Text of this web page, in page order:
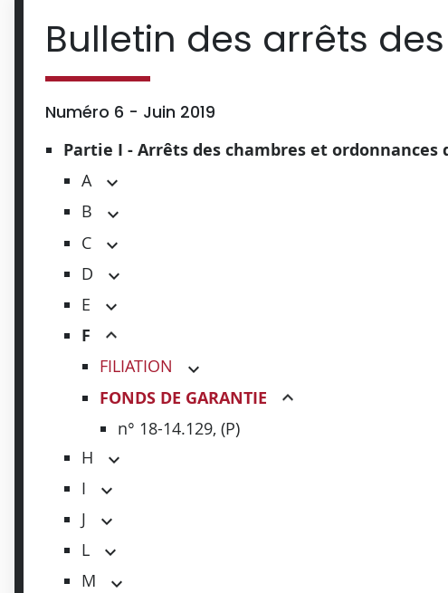
Bulletin des arrêts
Numéro 6 - Juin 2019
Partie I - Arrêts des chambres et ordonnances
A
B
C
D
E
F
FILIATION
FONDS DE GARANTIE
n° 18-14.129, (P)
H
I
J
L
M